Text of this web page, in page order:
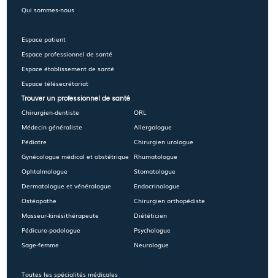
Qui sommes-nous
Espace patient
Espace professionnel de santé
Espace établissement de santé
Espace télésecrétariat
Trouver un professionnel de santé
Chirurgien-dentiste
Médecin généraliste
Pédiatre
Gynécologue médical et obstétrique
Ophtalmologue
Dermatologue et vénérologue
Ostéopathe
Masseur-kinésithérapeute
Pédicure-podologue
Sage-femme
Toutes les spécialités médicales
ORL
Allergologue
Chirurgien urologue
Rhumatologue
Stomatologue
Endocrinologue
Chirurgien orthopédiste
Diététicien
Psychologue
Neurologue